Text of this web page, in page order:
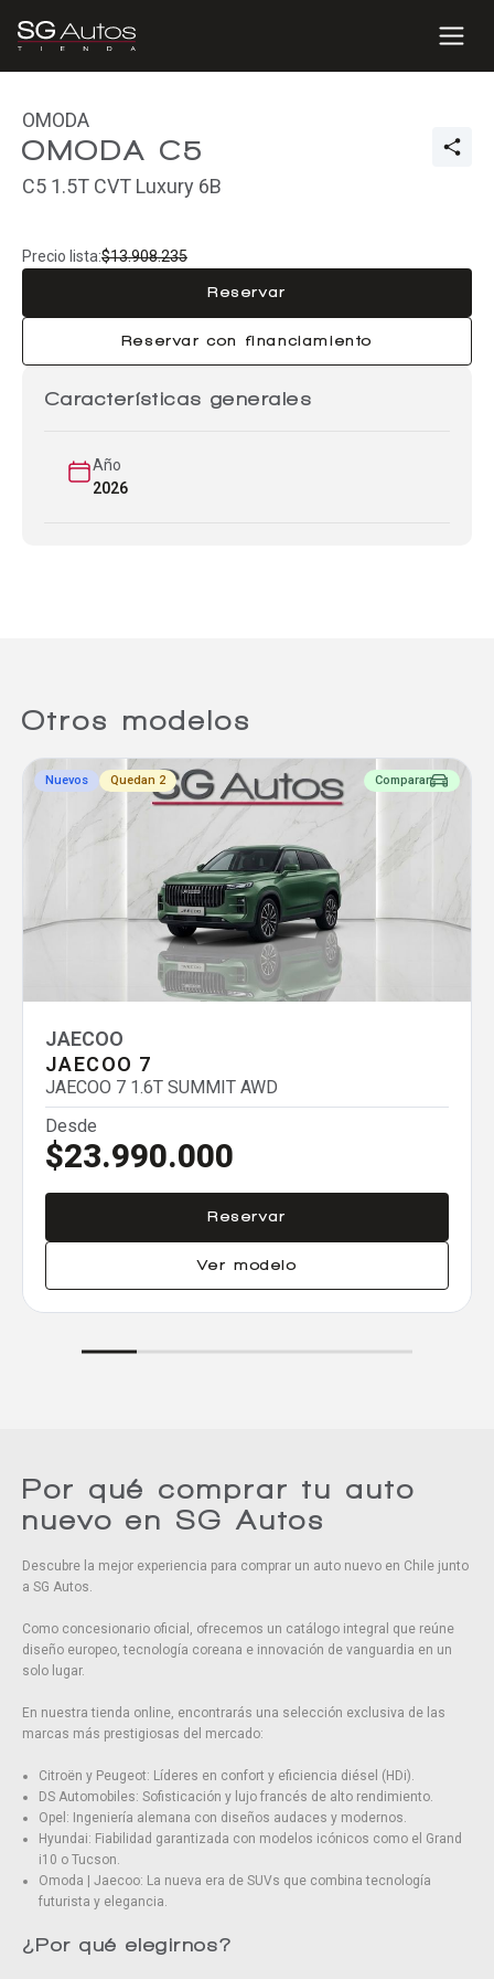
OMODA
OMODA C5
C5 1.5T CVT Luxury 6B
Precio lista:$13.908.235
Reservar
Reservar con financiamiento
Características generales
Año
2026
Otros modelos
Nuevos Quedan 2 Comparar
JAECOO
JAECOO 7
JAECOO 7 1.6T SUMMIT AWD
Desde
$23.990.000
Reservar
Ver modelo
Comparador
Agregar un vehículo
Por qué comprar tu auto
nuevo en SG Autos
Descubre la mejor experiencia para comprar un auto nuevo en Chile junto
a SG Autos.
Como concesionario oficial, ofrecemos un catálogo integral que reúne
diseño europeo, tecnología coreana e innovación de vanguardia en un
solo lugar.
En nuestra tienda online, encontrarás una selección exclusiva de las
marcas más prestigiosas del mercado:
Citroën y Peugeot: Líderes en confort y eficiencia diésel (HDi).
DS Automobiles: Sofisticación y lujo francés de alto rendimiento.
Opel: Ingeniería alemana con diseños audaces y modernos.
Hyundai: Fiabilidad garantizada con modelos icónicos como el Grand
i10 o Tucson.
Omoda | Jaecoo: La nueva era de SUVs que combina tecnología
futurista y elegancia.
¿Por qué elegirnos?